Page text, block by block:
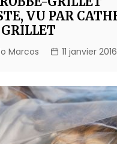
VU PAR
Marcos 11 janvier 2016